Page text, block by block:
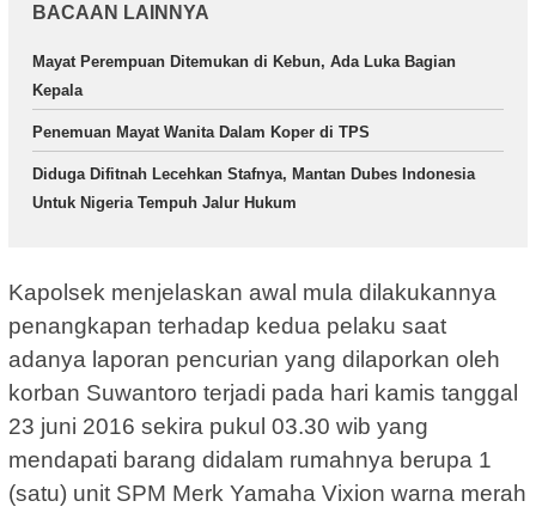
BACAAN LAINNYA
Mayat Perempuan Ditemukan di Kebun, Ada Luka Bagian
Kepala
Penemuan Mayat Wanita Dalam Koper di TPS
Diduga Difitnah Lecehkan Stafnya, Mantan Dubes Indonesia
Untuk Nigeria Tempuh Jalur Hukum
Kapolsek menjelaskan awal mula dilakukannya
penangkapan terhadap kedua pelaku saat
adanya laporan pencurian yang dilaporkan oleh
korban Suwantoro terjadi pada hari kamis tanggal
23 juni 2016 sekira pukul 03.30 wib yang
mendapati barang didalam rumahnya berupa 1
(satu) unit SPM Merk Yamaha Vixion warna merah